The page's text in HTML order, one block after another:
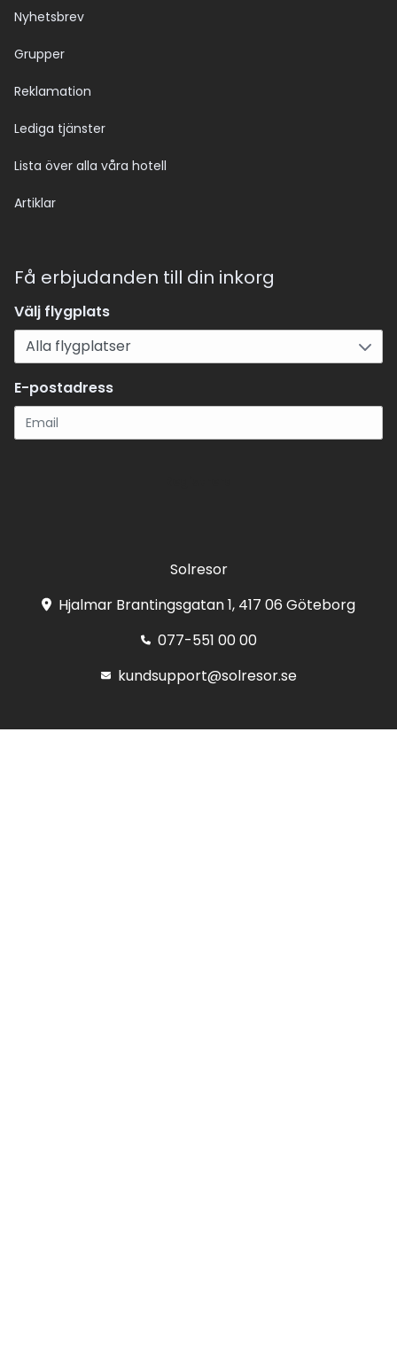
Nyhetsbrev
Grupper
Reklamation
Lediga tjänster
Lista över alla våra hotell
Artiklar
Få erbjudanden till din inkorg
Välj flygplats
E-postadress
Solresor
Hjalmar Brantingsgatan 1, 417 06 Göteborg
077-551 00 00
kundsupport@solresor.se